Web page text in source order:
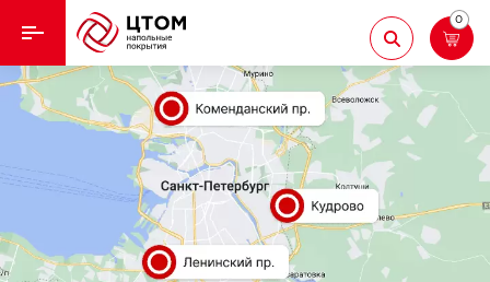
Назад
Кварцвиниловая плитка
Назад
Aberhof
Adelar
Alfa
Ламинат
Ковролин
0